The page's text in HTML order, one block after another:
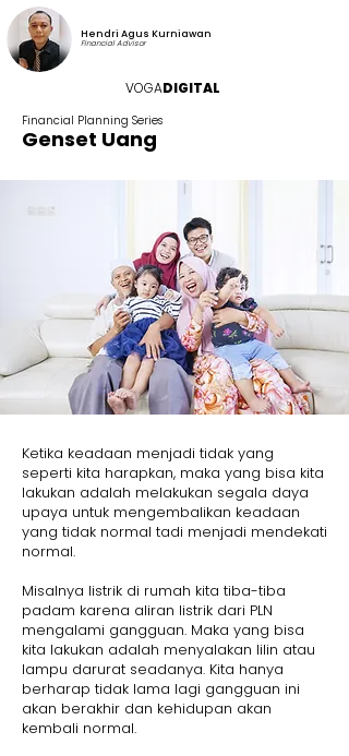
VOGADIGITAL
Hendri Agus Kurniawan
Financial Advisor
Financial Planning Series
Genset Uang
Ketika keadaan menjadi tidak yang
seperti kita harapkan, maka yang bisa kita
lakukan adalah melakukan segala daya
upaya untuk mengembalikan keadaan
yang tidak normal tadi menjadi mendekati
normal.
Misalnya listrik di rumah kita tiba-tiba
padam karena aliran listrik dari PLN
mengalami gangguan. Maka yang bisa
kita lakukan adalah menyalakan lilin atau
lampu darurat seadanya. Kita hanya
berharap tidak lama lagi gangguan ini
akan berakhir dan kehidupan akan
kembali normal.